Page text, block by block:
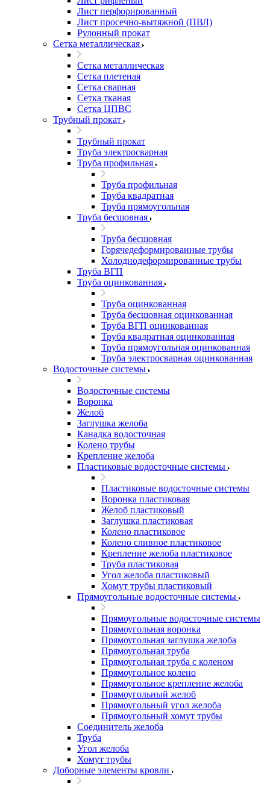
Лист перфорированный
Лист просечно-вытяжной (ПВЛ)
Рулонный прокат
Сетка металлическая
Сетка металлическая
Сетка плетеная
Сетка сварная
Сетка тканая
Сетка ЦПВС
Трубный прокат
Трубный прокат
Труба электросварная
Труба профильная
Труба профильная
Труба квадратная
Труба прямоугольная
Труба бесшовная
Труба бесшовная
Горячедеформированные трубы
Холоднодеформированные трубы
Труба ВГП
Труба оцинкованная
Труба оцинкованная
Труба бесшовная оцинкованная
Труба ВГП оцинкованная
Труба квадратная оцинкованная
Труба прямоугольная оцинкованная
Труба электросварная оцинкованная
Водосточные системы
Водосточные системы
Воронка
Желоб
Заглушка желоба
Канадка водосточная
Колено трубы
Крепление желоба
Пластиковые водосточные системы
Пластиковые водосточные системы
Воронка пластиковая
Желоб пластиковый
Заглушка пластиковая
Колено пластиковое
Колено сливное пластиковое
Крепление желоба пластиковое
Труба пластиковая
Угол желоба пластиковый
Хомут трубы пластиковый
Прямоугольные водосточные системы
Прямоугольные водосточные системы
Прямоугольная воронка
Прямоугольная заглушка желоба
Прямоугольная труба
Прямоугольная труба c коленом
Прямоугольное колено
Прямоугольное крепление желоба
Прямоугольный желоб
Прямоугольный угол желоба
Прямоугольный хомут трубы
Соединитель желоба
Труба
Угол желоба
Хомут трубы
Доборные элементы кровли